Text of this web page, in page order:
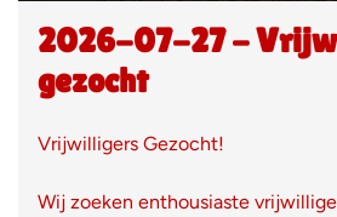
2026-07-27 -
gezocht
Vrijwilligers Gezocht!
Wij zoeken enthousiaste